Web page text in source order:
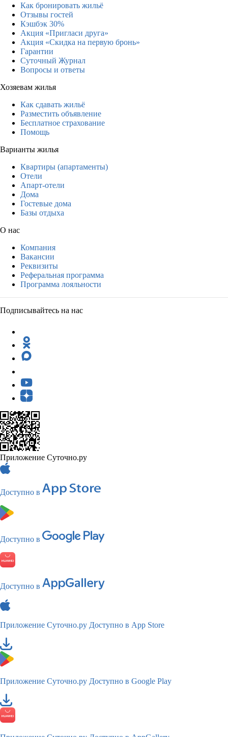
Как бронировать жильё
Отзывы гостей
Кэшбэк 30%
Акция «Пригласи друга»
Акция «Скидка на первую бронь»
Гарантии
Суточный Журнал
Вопросы и ответы
Хозяевам жилья
Как сдавать жильё
Разместить объявление
Бесплатное страхование
Помощь
Варианты жилья
Квартиры (апартаменты)
Отели
Апарт-отели
Дома
Гостевые дома
Базы отдыха
О нас
Компания
Вакансии
Реквизиты
Реферальная программа
Программа лояльности
Подписывайтесь на нас
Приложение Суточно.ру
Доступно в
Доступно в
Доступно в
Приложение Суточно.ру Доступно в App Store
Приложение Суточно.ру Доступно в Google Play